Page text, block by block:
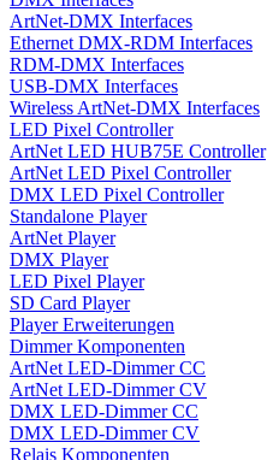
ArtNet-DMX Interfaces
Ethernet DMX-RDM Interfaces
RDM-DMX Interfaces
USB-DMX Interfaces
Wireless ArtNet-DMX Interfaces
LED Pixel Controller
ArtNet LED HUB75E Controller
ArtNet LED Pixel Controller
DMX LED Pixel Controller
Standalone Player
ArtNet Player
DMX Player
LED Pixel Player
SD Card Player
Player Erweiterungen
Dimmer Komponenten
ArtNet LED-Dimmer CC
ArtNet LED-Dimmer CV
DMX LED-Dimmer CC
DMX LED-Dimmer CV
Relais Komponenten